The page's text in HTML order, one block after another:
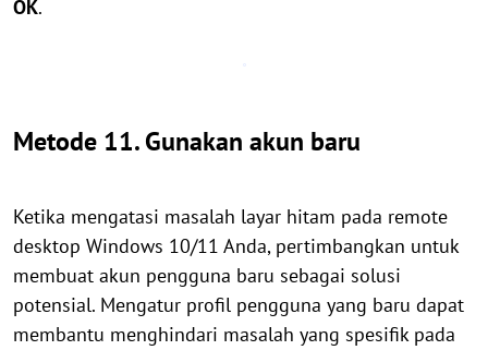
OK.
Metode 11. Gunakan akun baru
Ketika mengatasi masalah layar hitam pada remote
desktop Windows 10/11 Anda, pertimbangkan untuk
membuat akun pengguna baru sebagai solusi
potensial. Mengatur profil pengguna yang baru dapat
membantu menghindari masalah yang spesifik pada